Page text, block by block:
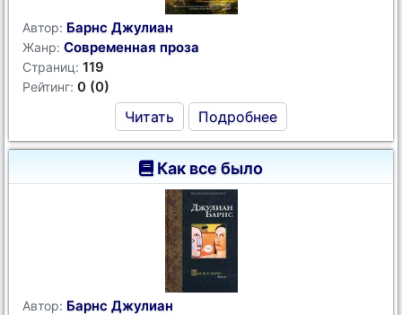
Автор: Барнс Джулиан
Жанр: Современная проза
Страниц: 119
Рейтинг: 0 (0)
Читать Подробнее
Как все было
Автор: Барнс Джулиан